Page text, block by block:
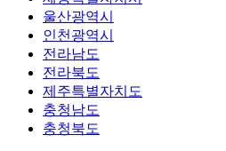
울산광역시
인천광역시
전라남도
전라북도
제주특별자치도
충청남도
충청북도